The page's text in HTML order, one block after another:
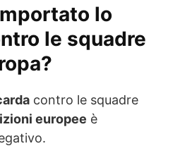
lo
le squadre
contro le squadre
europee è